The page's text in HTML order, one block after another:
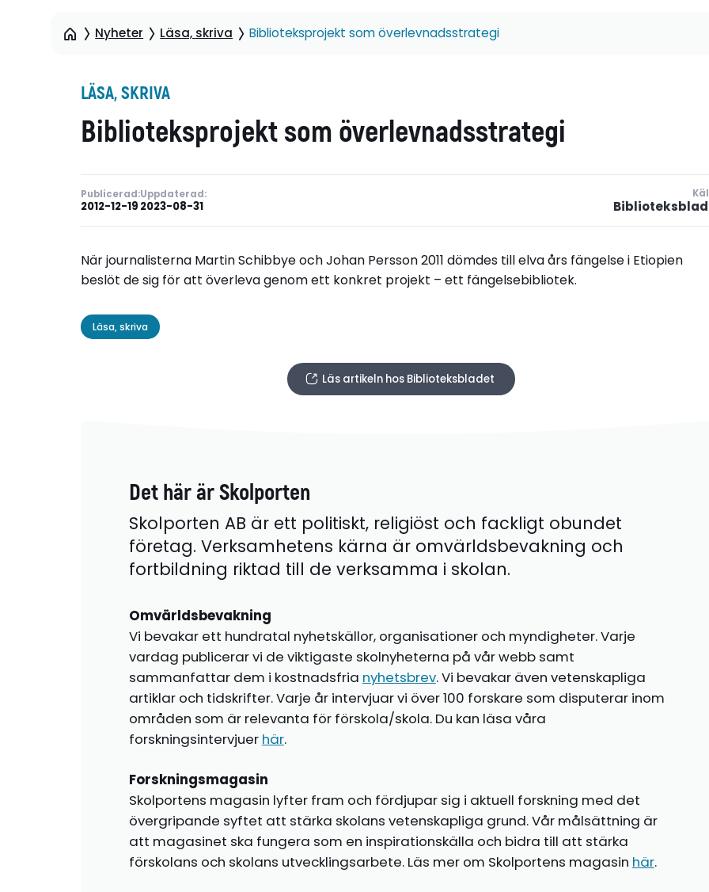
Nyheter Läsa, skriva Biblioteksprojekt som överlevnadsstrategi
LÄSA, SKRIVA
Biblioteksprojekt som överlevnadsstrategi
Publicerad:
2012-12-19
Uppdaterad:
2023-08-31
När journalisterna Martin Schibbye och Johan Persson 2011 dömdes till elva års fängelse i Etiopien
beslöt de sig för att överleva genom ett konkret projekt – ett fängelsebibliotek.
Läsa, skriva
Läs artikeln hos Biblioteksbladet
Det här är Skolporten
Skolporten AB är ett politiskt, religiöst och fackligt obundet
företag. Verksamhetens kärna är omvärldsbevakning och
fortbildning riktad till de verksamma i skolan.
Omvärldsbevakning
Vi bevakar ett hundratal nyhetskällor, organisationer och myndigheter. Varje
vardag publicerar vi de viktigaste skolnyheterna på vår webb samt
sammanfattar dem i kostnadsfria nyhetsbrev. Vi bevakar även vetenskapliga
artiklar och tidskrifter. Varje år intervjuar vi över 100 forskare som disputerar inom
områden som är relevanta för förskola/skola. Du kan läsa våra
forskningsintervjuer här.
Forskningsmagasin
Skolportens magasin lyfter fram och fördjupar sig i aktuell forskning med det
övergripande syftet att stärka skolans vetenskapliga grund. Vår målsättning är
att magasinet ska fungera som en inspirationskälla och bidra till att stärka
förskolans och skolans utvecklingsarbete. Läs mer om Skolportens magasin här.